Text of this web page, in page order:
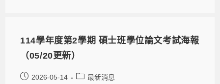
114學年度第2學期 碩士班學位論文考試海報
（05/20更新）
2026-05-14 最新消息